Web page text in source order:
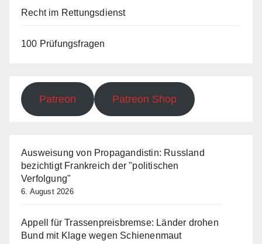
Recht im Rettungsdienst
100 Prüfungsfragen
Patreon Patreon Shop
Ausweisung von Propagandistin: Russland
bezichtigt Frankreich der "politischen
Verfolgung"
6. August 2026
Appell für Trassenpreisbremse: Länder drohen
Bund mit Klage wegen Schienenmaut